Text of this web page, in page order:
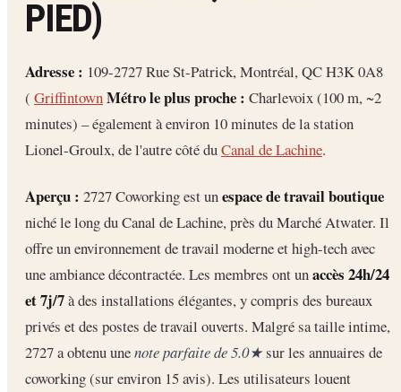
PIED)
Adresse : 109-2727 Rue St-Patrick, Montréal, QC H3K 0A8
( GriffintownMétro le plus proche : Charlevoix (100 m, ~2
minutes) – également à environ 10 minutes de la station
Lionel-Groulx, de l'autre côté duCanal de Lachine.
Aperçu : 2727 Coworking est unespace de travail boutique
niché le long du Canal de Lachine, près du Marché Atwater. Il
offre un environnement de travail moderne et high-tech avec
une ambiance décontractée. Les membres ont unaccès 24h/24
et 7j/7à des installations élégantes, y compris des bureaux
privés et des postes de travail ouverts. Malgré sa taille intime,
2727 a obtenu unenote parfaite de 5.0★sur les annuaires de
coworking (sur environ 15 avis). Les utilisateurs louent